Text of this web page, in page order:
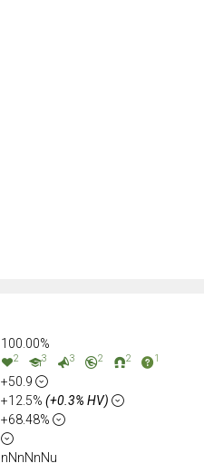
100.00%
2 3 3 2 2 1
+50.9
+12.5% (+0.3% HV)
+68.48%
nNnNnNu